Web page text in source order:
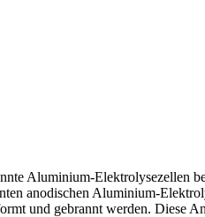
Aluminium-Elektrolysezellen
anodischen Aluminium-
und gebrannt werden. Diese